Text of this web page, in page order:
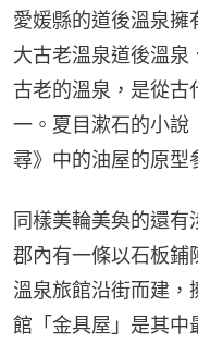
愛媛縣的道後溫泉
大古老溫泉道後溫泉
古老的溫泉，是從古
一。夏目漱石的小說
尋》中的油屋的原型
同樣美輪美奐的還
郡內有一條以石板鋪
溫泉旅館沿街而建
館「金具屋」是其中